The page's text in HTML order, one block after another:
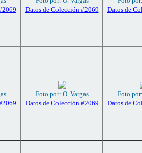
Datos de Colección #2069
Datos de
Foto por: O. Vargas
Datos de Colección #2069
Foto
Datos de